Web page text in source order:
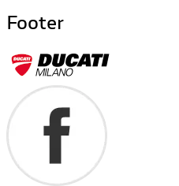
Footer